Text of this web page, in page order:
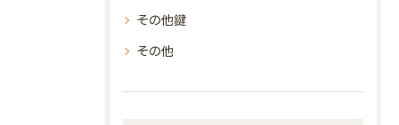
その他鍵
その他